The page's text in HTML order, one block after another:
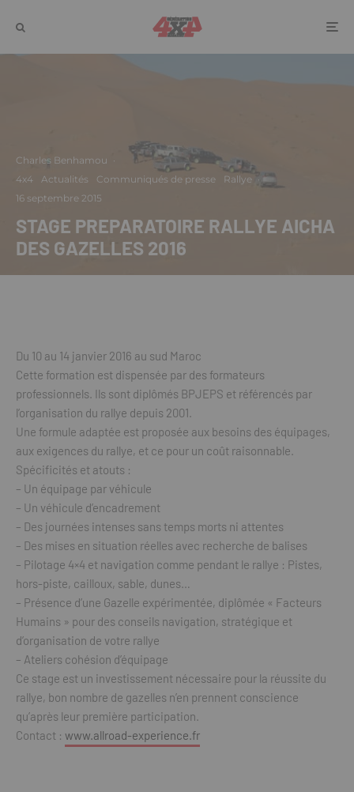
Charles Benhamou ·
4x4
Actualités Communiqués de presse Rallye ·
16 septembre 2015
STAGE PREPARATOIRE RALLYE AICHA
DES GAZELLES 2016
Du 10 au 14 janvier 2016 au sud Maroc
Cette formation est dispensée par des formateurs
professionnels. Ils sont diplômés BPJEPS et référencés par
l’organisation du rallye depuis 2001.
Une formule adaptée est proposée aux besoins des équipages,
aux exigences du rallye, et ce pour un coût raisonnable.
Spécificités et atouts :
– Un équipage par véhicule
– Un véhicule d’encadrement
– Des journées intenses sans temps morts ni attentes
– Des mises en situation réelles avec recherche de balises
– Pilotage 4×4 et navigation comme pendant le rallye : Pistes,
hors-piste, cailloux, sable, dunes…
– Présence d’une Gazelle expérimentée, diplômée « Facteurs
Humains » pour des conseils navigation, stratégique et
d’organisation de votre rallye
– Ateliers cohésion d’équipage
Ce stage est un investissement nécessaire pour la réussite du
rallye, bon nombre de gazelles n’en prennent conscience
qu’après leur première participation.
Contact : www.allroad-experience.fr